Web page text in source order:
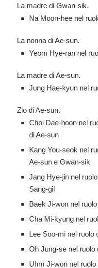
La madre di Gwan-sik.
Na Moon-hee nel
La nonna di Ae-sun.
Yeom Hye-ran nel
La madre di Ae-sun.
Jung Hae-kyun nel
Zio di Ae-sun.
Choi Dae-hoon nel
di Ae-sun
Kang You-seok nel
Ae-sun e Gwan-sik
Jang Hye-jin nel
Sang-gil
Baek Ji-won nel
Cha Mi-kyung nel
Lee Soo-mi nel ruolo
Oh Jung-se nel ruolo
Uhm Ji-won nel